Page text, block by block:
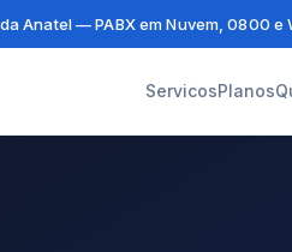
Anatel — PABX em Nuvem, 0800 e
ServicosPlanos